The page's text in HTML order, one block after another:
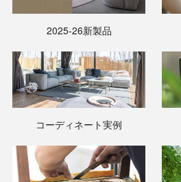
2025-26新製品
コーディネート実例